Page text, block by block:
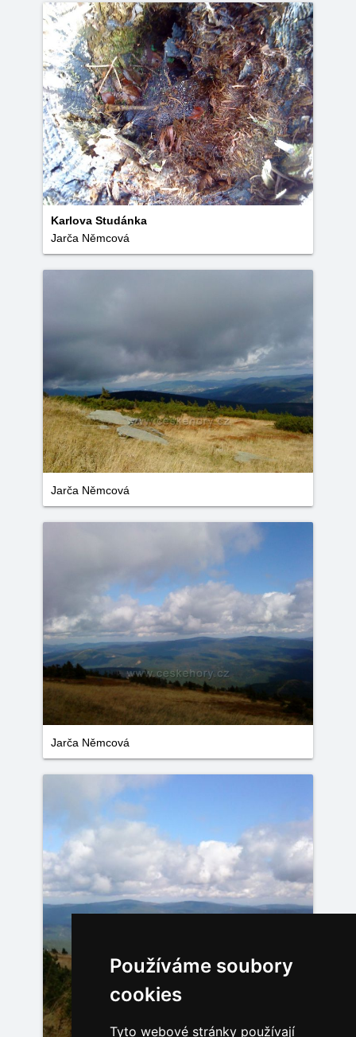
Používáme soubory
cookies
Tyto webové stránky používají
Karlova Studánka
Jarča Němcová
Jarča Němcová
Jarča Němcová